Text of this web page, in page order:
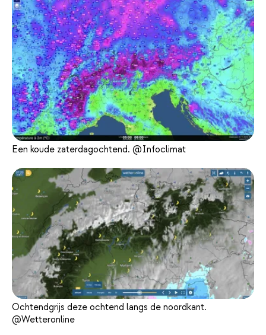
Een koude zaterdagochtend. @Infoclimat
Ochtendgrijs deze ochtend langs de noordkant.
@Wetteronline